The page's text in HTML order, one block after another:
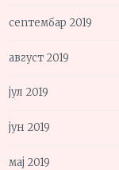
септембар 2019
август 2019
јул 2019
јун 2019
мај 2019